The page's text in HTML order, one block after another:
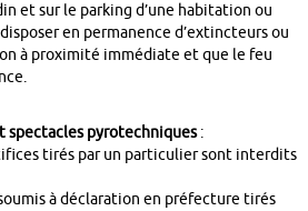
et sur le parking d’une habitation ou
disposer en permanence d’extincteurs ou
à proximité immédiate et que le feu
spectacles pyrotechniques:
tirés par un particulier sont interdits
à déclaration en préfecture tirés